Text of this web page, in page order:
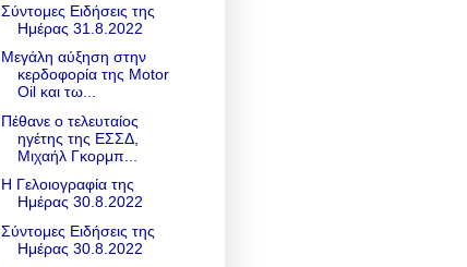
Σύντομες Ειδήσεις της
Ημέρας 31.8.2022
Μεγάλη αύξηση στην
κερδοφορία της Motor
Oil και τω...
Πέθανε ο τελευταίος
ηγέτης της ΕΣΣΔ,
Μιχαήλ Γκορμπ...
Η Γελοιογραφία της
Ημέρας 30.8.2022
Σύντομες Ειδήσεις της
Ημέρας 30.8.2022